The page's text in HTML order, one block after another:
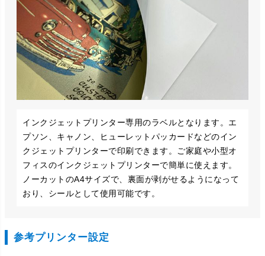
インクジェットプリンター専用のラベルとなります。エ
プソン、キャノン、ヒューレットパッカードなどのイン
クジェットプリンターで印刷できます。ご家庭や小型オ
フィスのインクジェットプリンターで簡単に使えます。
ノーカットのA4サイズで、裏面が剥がせるようになって
おり、シールとして使用可能です。
参考プリンター設定